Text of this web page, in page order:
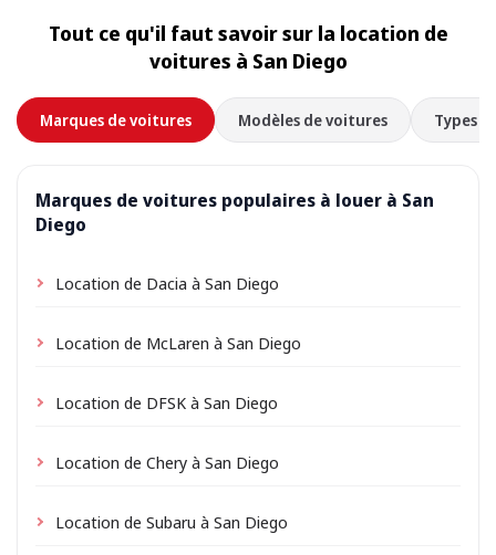
en charge lors de la réservation ; selon l’emplacement,
de petits frais de livraison peuvent s’appliquer,
toujours indiqués à l’avance.
Tout ce qu'il faut savoir sur la location de
voitures à San Diego
Marques de voitures Modèles de voitures Types
Marques de voitures populaires à louer à San
Diego
Location de Dacia à San Diego
Location de McLaren à San Diego
Location de DFSK à San Diego
Location de Chery à San Diego
Location de Subaru à San Diego